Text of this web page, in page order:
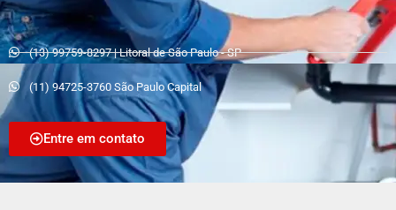
(13) 99759-8297 | Litoral de São Paulo - SP
(11) 94725-3760 São Paulo Capital
Entre em contato